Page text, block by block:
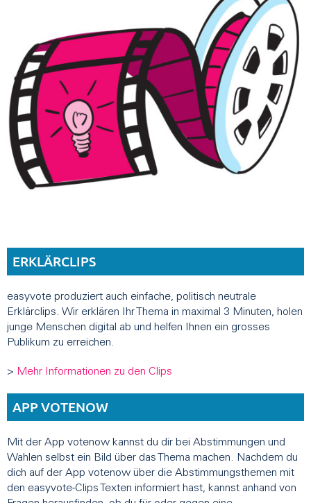
ERKLÄRCLIPS
easyvote produziert auch einfache, politisch neutrale
Erklärclips. Wir erklären Ihr Thema in maximal 3 Minuten, holen
junge Menschen digital ab und helfen Ihnen ein grosses
Publikum zu erreichen.
> Mehr Informationen zu den Clips
APP VOTENOW
Mit der App votenow kannst du dir bei Abstimmungen und
Wahlen selbst ein Bild über das Thema machen. Nachdem du
dich auf der App votenow über die Abstimmungsthemen mit
den easyvote-Clips Texten informiert hast, kannst anhand von